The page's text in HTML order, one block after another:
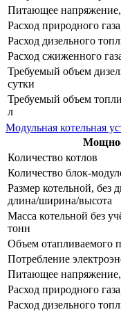
Питающее
Расход природного
Расход дизельного
Расход сжиженного
Требуемый объем
сутки
Требуемый объем
л
Модульная котельная
Количество котлов
Количество блок-
Размер котельной, без
длина/ширина/высота
Масса котельной без
тонн
Объем отапливаемого
Потребление
Питающее
Расход природного
Расход дизельного